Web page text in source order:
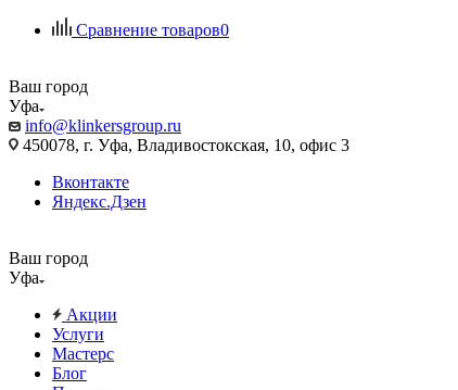
Сравнение товаров0
Ваш город
Уфа
info@klinkersgroup.ru
450078, г. Уфа, Владивостокская, 10, офис 3
Вконтакте
Яндекс.Дзен
Ваш город
Уфа
Акции
Услуги
Мастерс
Блог